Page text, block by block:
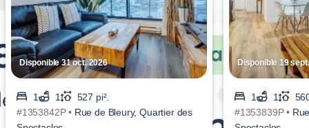
Disponible 31 oct. 2026
1 1
527 pi².
#1353842P • Rue de Bleury, Quartier des
Disponible 19
1 1
#1353839P •